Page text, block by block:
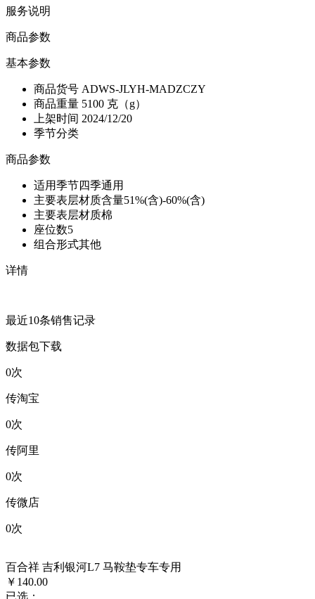
服务说明
商品参数
基本参数
商品货号 ADWS-JLYH-MADZCZY
商品重量 5100 克（g）
上架时间 2024/12/20
季节分类
商品参数
适用季节四季通用
主要表层材质含量51%(含)-60%(含)
主要表层材质棉
座位数5
组合形式其他
详情
最近10条销售记录
数据包下载
0次
传淘宝
0次
传阿里
0次
传微店
0次
百合祥 吉利银河L7 马鞍垫专车专用
￥140.00